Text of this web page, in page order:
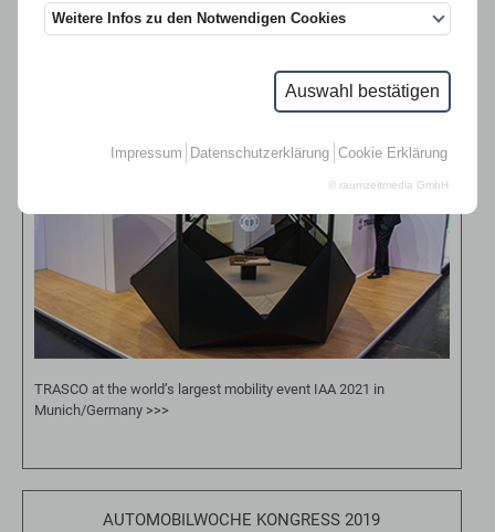
Weitere Infos zu den Notwendigen Cookies
Auswahl bestätigen
Impressum Datenschutzerklärung Cookie Erklärung
© raumzeitmedia GmbH
IAA 2021
TRASCO at the world’s largest mobility event IAA 2021 in
Munich/Germany >>>
AUTOMOBILWOCHE KONGRESS 2019